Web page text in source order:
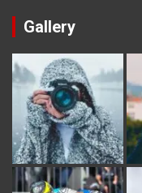
Gallery